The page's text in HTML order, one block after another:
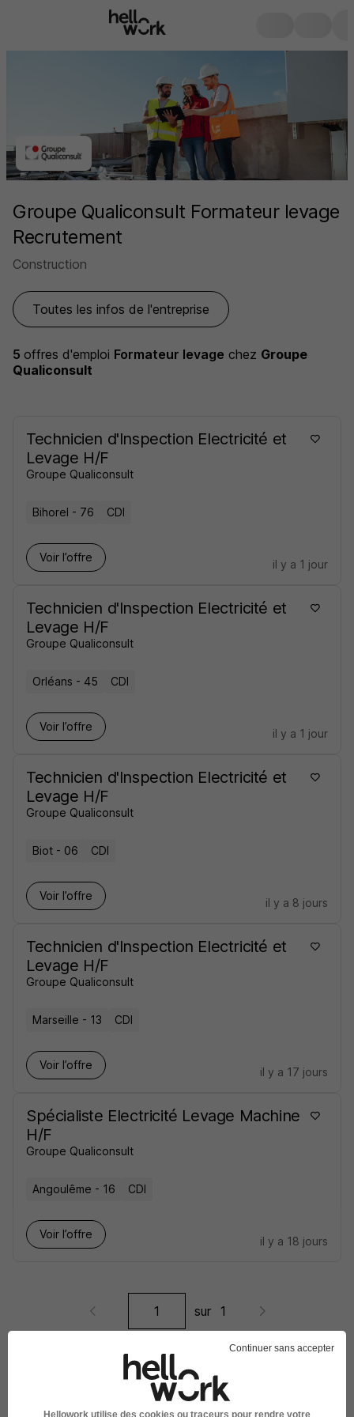
Groupe Qualiconsult Formateur levage
Recrutement
Construction
Toutes les infos de l'entreprise
5 offres d'emploi Formateur levage chez Groupe
Qualiconsult
Technicien d'Inspection Electricité et
Levage H/F
Groupe Qualiconsult
Bihorel - 76 CDI
Voir l’offre
il y a 1 jour
Technicien d'Inspection Electricité et
Levage H/F
Groupe Qualiconsult
Orléans - 45 CDI
Voir l’offre
il y a 1 jour
Technicien d'Inspection Electricité et
Levage H/F
Groupe Qualiconsult
Biot - 06 CDI
Voir l’offre
il y a 8 jours
Technicien d'Inspection Electricité et
Levage H/F
Groupe Qualiconsult
Marseille - 13 CDI
Voir l’offre
il y a 17 jours
Spécialiste Electricité Levage Machine
H/F
Groupe Qualiconsult
Angoulême - 16 CDI
Voir l’offre
il y a 18 jours
sur 1
Élargissez votre recherche deFormateur levage
Groupe Qualiconsult
Continuer sans accepter
Hellowork utilise des cookies ou traceurs pour rendre votre